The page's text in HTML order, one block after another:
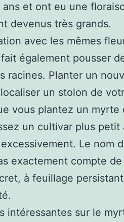
et ont eu une
devenus très grands.
avec les mêmes
également pousser
racines. Planter un
un stolon de
vous plantez un myrte
un cultivar plus petit
Le nom
exactement compte de
à feuillage
intéressantes sur le